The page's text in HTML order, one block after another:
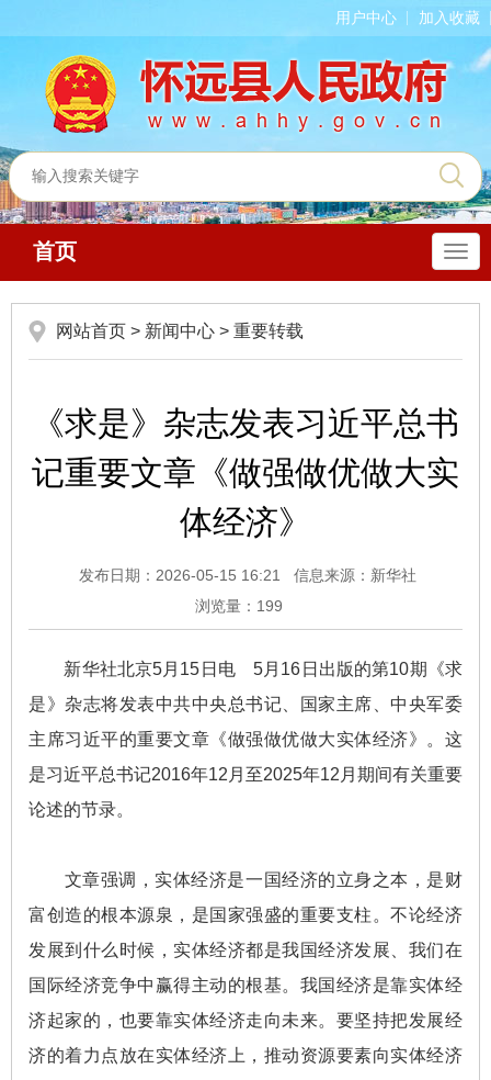
用户中心 加入收藏
导
航
首页
网站首页 > 新闻中心 > 重要转载
《求是》杂志发表习近平总书
记重要文章《做强做优做大实
体经济》
发布日期：2026-05-15 16:21
信息来源：新华社
浏览量： 199
新华社北京5月15日电 5月16日出版的第10期《求
是》杂志将发表中共中央总书记、国家主席、中央军委
主席习近平的重要文章《做强做优做大实体经济》。这
是习近平总书记2016年12月至2025年12月期间有关重要
论述的节录。
文章强调，实体经济是一国经济的立身之本，是财
富创造的根本源泉，是国家强盛的重要支柱。不论经济
发展到什么时候，实体经济都是我国经济发展、我们在
国际经济竞争中赢得主动的根基。我国经济是靠实体经
济起家的，也要靠实体经济走向未来。要坚持把发展经
济的着力点放在实体经济上，推动资源要素向实体经济